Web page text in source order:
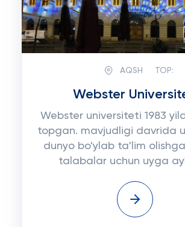
AQSH TOP:
Webster
Webster universiteti 1983
topgan. mavjudligi davrida
dunyo bo'ylab ta'lim
talabalar uchun uyga